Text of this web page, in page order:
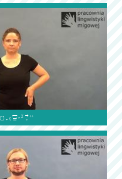
